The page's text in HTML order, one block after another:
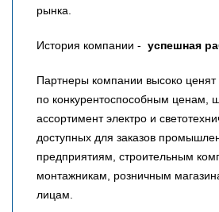
рынка.
История компании - успешная
Партнеры компании высоко ценят
по конкурентоспособным ценам,
ассортимент электро и
доступных для заказов
предприятиям, строительным
монтажникам, розничным
лицам.